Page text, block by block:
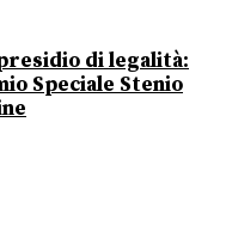
di legalità:
Speciale Stenio